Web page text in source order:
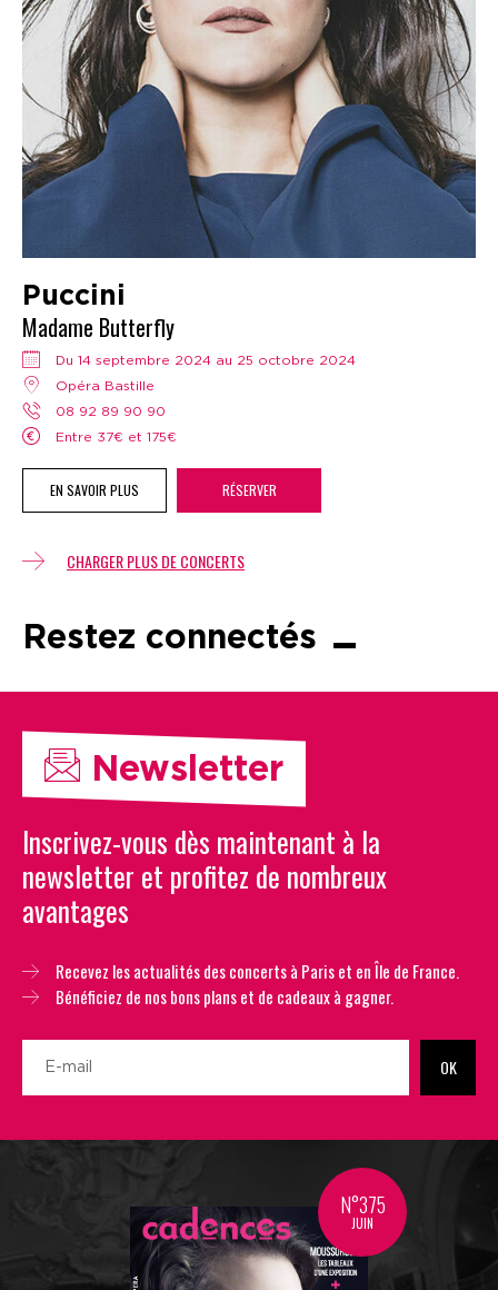
Puccini
Madame Butterfly
Du 14 septembre 2024 au 25 octobre 2024
Opéra Bastille
08 92 89 90 90
Entre 37€ et 175€
EN SAVOIR PLUS RÉSERVER
CHARGER PLUS DE CONCERTS
Restez connectés
Newsletter
Inscrivez-vous dès maintenant à la
newsletter et profitez de nombreux
avantages
Recevez les actualités des concerts à Paris et en Île de France.
Bénéficiez de nos bons plans et de cadeaux à gagner.
OK
N°375
JUIN